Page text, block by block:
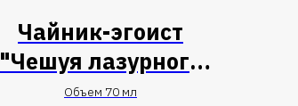
Чайник-эгоист
"Чешуя лазурного
дракона"
Объем 70 мл